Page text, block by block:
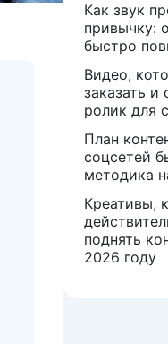
Как звук
привычку:
быстро
Видео,
заказать и
ролик для
План
соцсетей
методика
Креативы,
поднять
2026 году